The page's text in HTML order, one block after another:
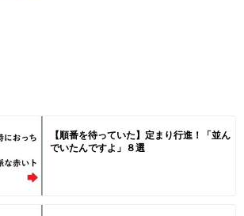
【順番を待っていた】定まり行進！「並ん
でいたんですよ」８選